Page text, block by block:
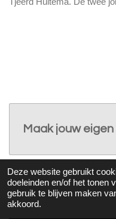
Deze website gebruikt
doeleinden en/of het tonen
gebruik te blijven maken
akkoord.
Maak jouw
© 2017 - 2026 Twijtel
Powered by